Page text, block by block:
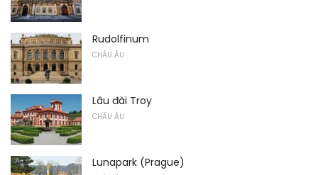
Rudolfinum
CHÂU ÂU
Lâu đài Troy
CHÂU ÂU
Lunapark (Prague)